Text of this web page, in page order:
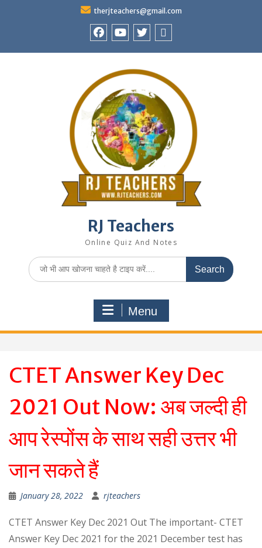
therjteachers@gmail.com
RJ Teachers
Online Quiz And Notes
Search
for:
Menu
CTET Answer Key Dec
2021 Out Now: अब जल्दी ही
आप रेस्पोंस के साथ सही उत्तर भी
जान सकते हैं
January 28, 2022 rjteachers
CTET Answer Key Dec 2021 Out The important- CTET
Answer Key Dec 2021 for the 2021 December test has